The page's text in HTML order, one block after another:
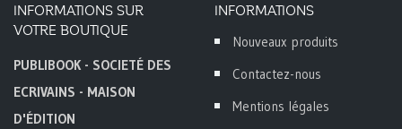
INFORMATIONS SUR
VOTRE BOUTIQUE
PUBLIBOOK - SOCIETÉ DES
ECRIVAINS - MAISON
D'ÉDITION
INFORMATIONS
Nouveaux produits
Contactez-nous
Mentions légales